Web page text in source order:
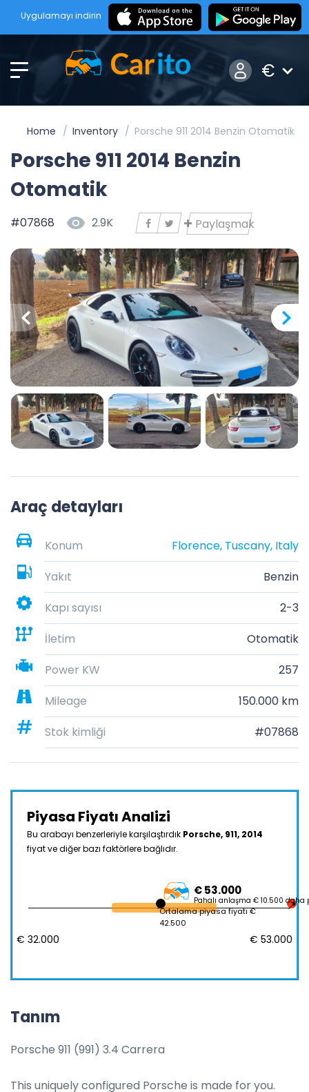
Uygulamayı indirin
€
Home Inventory Porsche 911 2014 Benzin Otomatik
Porsche 911 2014 Benzin
Otomatik
#07868 2.9K Paylaşmak
Araç detayları
Konum
Florence, Tuscany, Italy
Yakıt
Benzin
Kapı sayısı
2-3
İletim
Otomatik
Power KW
257
Mileage
150.000 km
Stok kimliği
#07868
Piyasa Fiyatı Analizi
Bu arabayı benzerleriyle karşılaştırdık Porsche, 911, 2014
fiyat ve diğer bazı faktörlere bağlıdır.
€ 53.000
Pahalı anlaşma € 10.500 daha
Ortalama piyasa fiyatı €
42.500
€ 32.000 € 53.000
Tanım
Porsche 911 (991) 3.4 Carrera
This uniquely configured Porsche is made for you.